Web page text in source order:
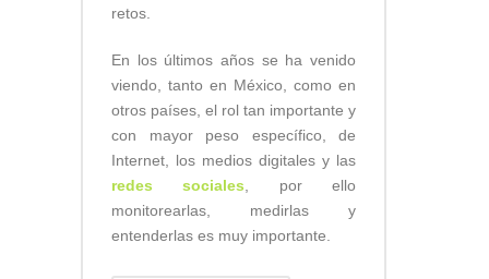
retos.
En los últimos años se ha venido
viendo, tanto en México, como en
otros países, el rol tan importante y
con mayor peso específico, de
Internet, los medios digitales y las
redes sociales , por ello
monitorearlas, medirlas y
entenderlas es muy importante.